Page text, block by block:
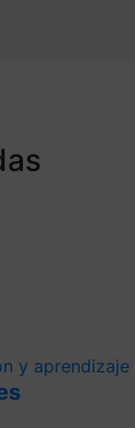
y aprendizaje